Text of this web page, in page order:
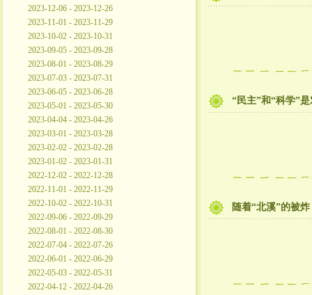
2023-12-06 - 2023-12-26
2023-11-01 - 2023-11-29
2023-10-02 - 2023-10-31
2023-09-05 - 2023-09-28
2023-08-01 - 2023-08-29
2023-07-03 - 2023-07-31
2023-06-05 - 2023-06-28
2023-05-01 - 2023-05-30
2023-04-04 - 2023-04-26
2023-03-01 - 2023-03-28
2023-02-02 - 2023-02-28
2023-01-02 - 2023-01-31
2022-12-02 - 2022-12-28
2022-11-01 - 2022-11-29
2022-10-02 - 2022-10-31
2022-09-06 - 2022-09-29
2022-08-01 - 2022-08-30
2022-07-04 - 2022-07-26
2022-06-01 - 2022-06-29
2022-05-03 - 2022-05-31
2022-04-12 - 2022-04-26
“民主”和“科学”
随着“北溪”的被